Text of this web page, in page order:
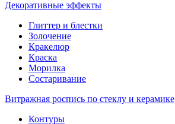
Декоративные эффекты
Глиттер и блестки
Золочение
Кракелюр
Краска
Морилка
Состаривание
Витражная роспись по стеклу и керамике
Контуры